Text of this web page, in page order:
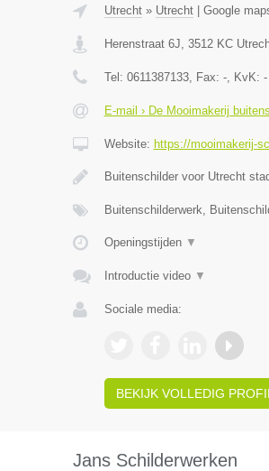
Utrecht» Utrecht| Google
Herenstraat 6J, 3512 KC
Tel: 0611387133, Fax: -, KvK: -
E-mail › De Mooimakerij
Website: https://mooimakerij-
Buitenschilder voor Utrecht
Buitenschilderwerk,
Openingstijden ▼
Introductie video ▼
Sociale media:
BEKIJK VOLLEDIG
Jans Schilderwerken